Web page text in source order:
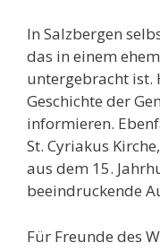
In Salzbergen
das in einem
untergebracht ist.
Geschichte der
informieren.
St. Cyriakus
aus dem 15.
beeindruckende
Für Freunde des